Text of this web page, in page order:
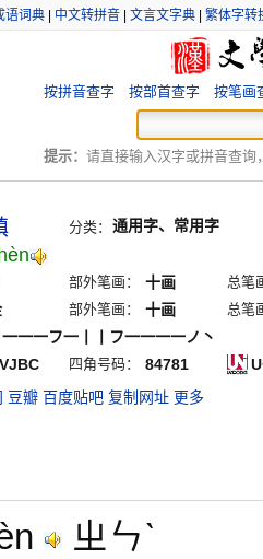
语词典 中文转拼音 文言文字典 繁体字转
按拼音查字 按部首查字 按笔画
提示： 请直接输入汉字或拼音查询
分类： 通用字、常用字
部外笔画： 十画
总笔
部外笔画： 十画
总笔
一一一フ一丨丨フ一一一一ノ丶
四角号码： 84781
豆瓣 百度贴吧 复制网址 更多
ㄓㄣˋ